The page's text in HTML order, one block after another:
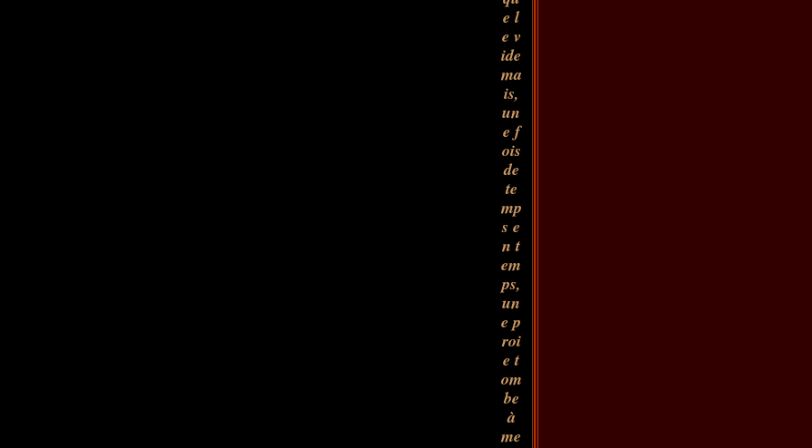
e l
e v
ide
ma
is,
un
e f
ois
de
te
mp
s e
n t
em
ps,
un
e p
roi
e t
om
be
à
me